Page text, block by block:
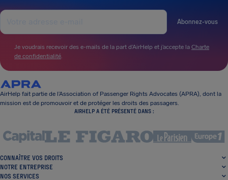
Abonnez-vous
Je voudrais recevoir des e-mails de la part d’AirHelp et j’accepte la Charte
de confidentialité.
AirHelp fait partie de l’Association of Passenger Rights Advocates (APRA), dont la
mission est de promouvoir et de protéger les droits des passagers.
AIRHELP A ÉTÉ PRÉSENTÉ DANS :
CONNAÎTRE VOS DROITS
NOTRE ENTREPRISE
NOS SERVICES